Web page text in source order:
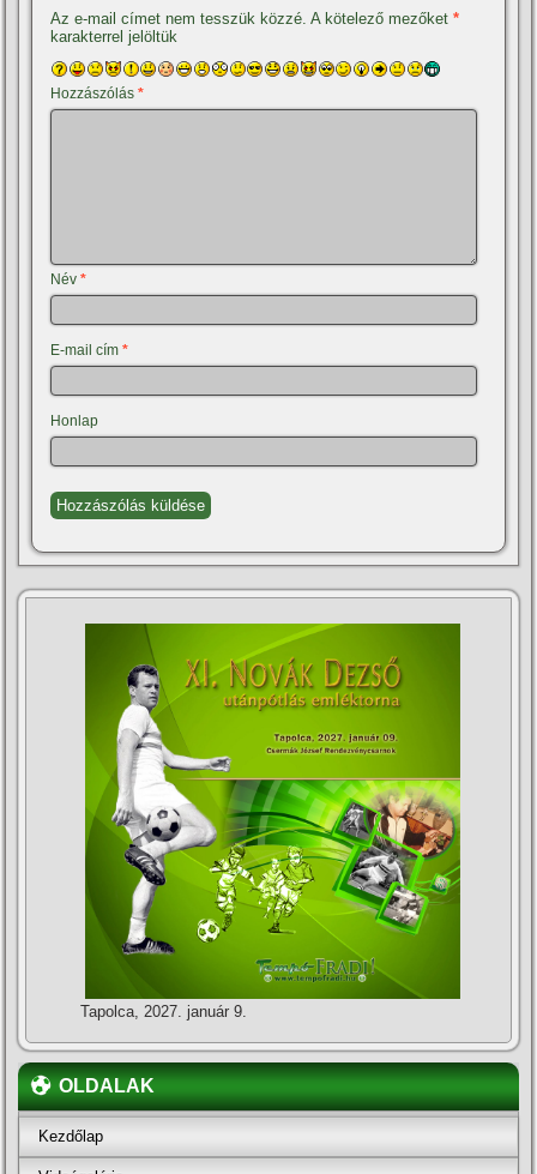
Az e-mail címet nem tesszük közzé. A kötelező mezőket*
karakterrel jelöltük
Hozzászólás*
Név*
E-mail cím*
Honlap
Tapolca, 2027. január 9.
OLDALAK
Kezdőlap